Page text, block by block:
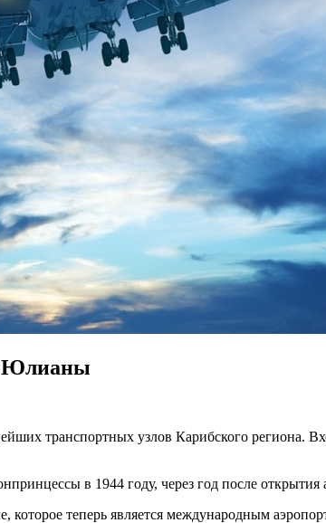
Юлианы
транспортных узлов Карибского региона.
в 1944 году, через год после открытия
теперь является международным